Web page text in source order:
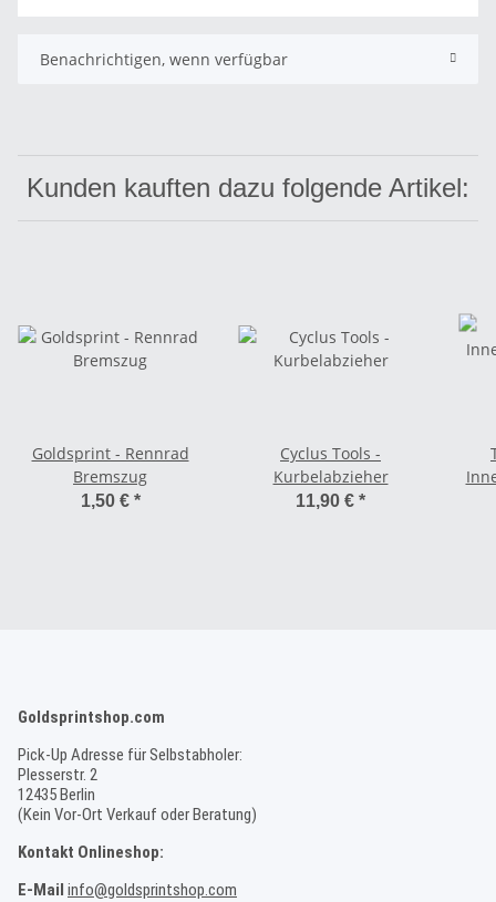
Benachrichtigen, wenn verfügbar
Kunden kauften dazu folgende Artikel:
Goldsprint - Rennrad
Bremszug
1,50 € *
Cyclus Tools -
Kurbelabzieher
11,90 € *
Goldsprintshop.com
Pick-Up Adresse für Selbstabholer:
Plesserstr. 2
12435 Berlin
(Kein Vor-Ort Verkauf oder Beratung)
Kontakt Onlineshop:
E-Mail info@goldsprintshop.com